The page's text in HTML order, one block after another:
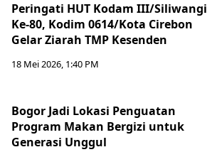
Peringati HUT Kodam III/Siliwangi
Ke-80, Kodim 0614/Kota Cirebon
Gelar Ziarah TMP Kesenden
18 Mei 2026, 1:40 PM
Bogor Jadi Lokasi Penguatan
Program Makan Bergizi untuk
Generasi Unggul